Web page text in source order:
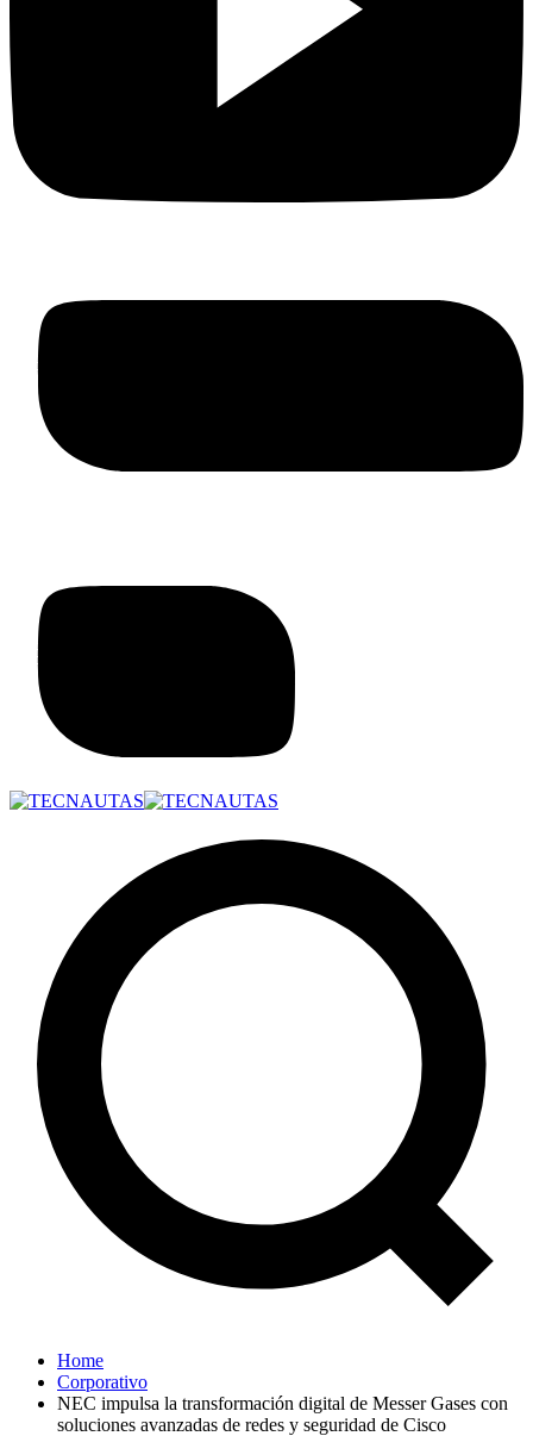
Home
Corporativo
NEC impulsa la transformación digital de Messer Gases con
soluciones avanzadas de redes y seguridad de Cisco